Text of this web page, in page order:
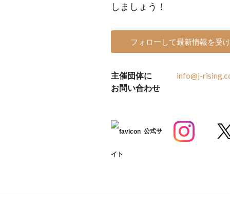
しましょう！
フォローして最新情報を受
主催団体に
お問い合わせ
info@j-
公式サ
イト